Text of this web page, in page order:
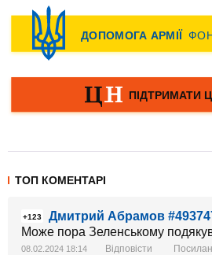
ТОП КОМЕНТАРІ
+123
Дмитрий Абрамов
Може пора Зеленському
08.02.2024 18:14 Відповісти